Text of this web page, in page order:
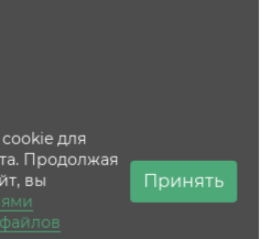
для
Продолжая
вы
Принять